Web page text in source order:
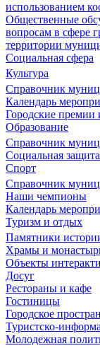
использованием
Общественные
вопросам в сфере
территории
Социальная сфера
Культура
Справочник
Календарь
Городские премии
Образование
Справочник
Социальная
Спорт
Справочник
Наши чемпионы
Календарь
Туризм и отдых
Памятники
Храмы и
Объекты
Досуг
Рестораны и кафе
Гостиницы
Городское
Туристско-
Молодежная